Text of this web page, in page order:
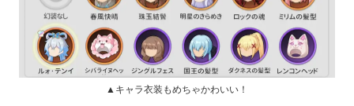
▲キャラ衣装もめちゃかわいい！